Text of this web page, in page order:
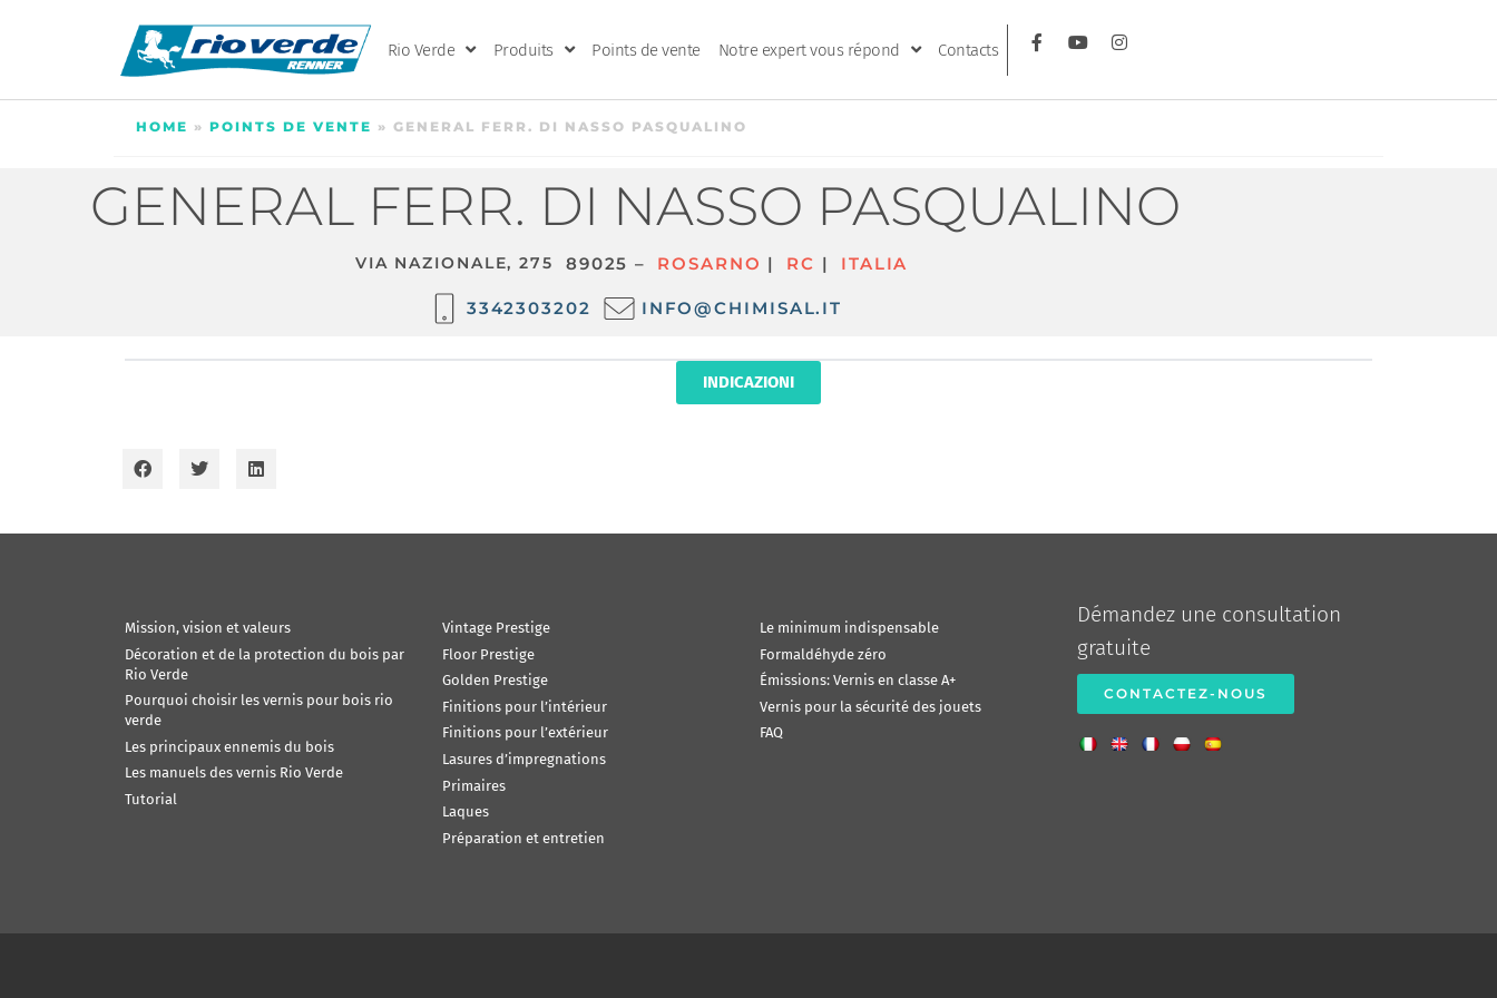
Rio Verde Produits Points de vente Notre expert vous répond Contacts
HOME » POINTS DE VENTE » GENERAL FERR. DI NASSO PASQUALINO
GENERAL FERR. DI NASSO PASQUALINO
VIA NAZIONALE, 275 89025 – ROSARNO | RC | ITALIA
3342303202 INFO@CHIMISAL.IT
INDICAZIONI
Mission, vision et valeurs
Décoration et de la protection du bois par
Rio Verde
Pourquoi choisir les vernis pour bois rio
verde
Les principaux ennemis du bois
Les manuels des vernis Rio Verde
Tutorial
Vintage Prestige
Floor Prestige
Golden Prestige
Finitions pour l’intérieur
Finitions pour l’extérieur
Lasures d’impregnations
Primaires
Laques
Préparation et entretien
Le minimum indispensable
Formaldéhyde zéro
Émissions: Vernis en classe A+
Vernis pour la sécurité des jouets
FAQ
Démandez une consultation
gratuite
CONTACTEZ-NOUS